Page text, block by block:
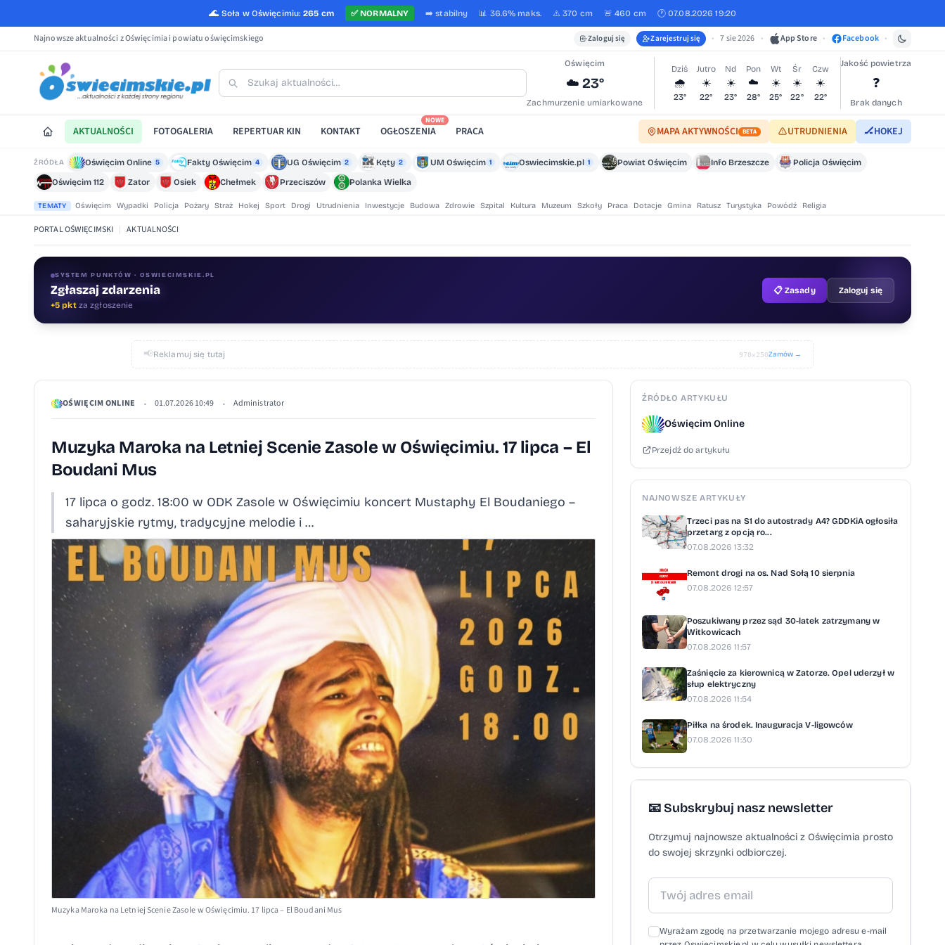
🌊 Soła w Oświęcimiu: 265 cm ✅NORMALNY ➡️stabilny 📊 36.6% maks. ⚠️ 370 cm 🚨 460 cm 🕐 07.08.2026 19:20
Najnowsze aktualności z Oświęcimia i powiatu oświęcimskiego Zaloguj się Zarejestruj się • 7 sie 2026 • App Store • Facebook •
Oświęcim
☁️ 23°
Zachmurzenie umiarkowane
Dziś
🌧️
23°
Jutro
☀️
22°
Nd
☀️
23°
Pon
☁️
28°
Wt
☀️
25°
Śr
☀️
22°
Czw
☀️
22°
Jakość powietrza
❓
Brak danych
AKTUALNOŚCI FOTOGALERIA REPERTUAR KIN KONTAKT OGŁOSZENIA
NOWE
PRACA MAPA AKTYWNOŚCI BETA UTRUDNIENIA 🏒HOKEJ
ŹRÓDŁA Oświęcim Online 5 Fakty Oświęcim 4 UG Oświęcim 2 Kęty 2 UM Oświęcim 1 Oswiecimskie.pl 1 Powiat Oświęcim Info Brzeszcze
Policja Oświęcim
Oświęcim 112
Zator Osiek Chełmek Przeciszów Polanka Wielka
TEMATY Oświęcim Wypadki Policja Pożary Straż Hokej Sport Drogi Utrudnienia Inwestycje Budowa Zdrowie Szpital Kultura Muzeum Szkoły Praca Dotacje Gmina Ratusz Turystyka Powódź Religia
PORTAL OŚWIĘCIMSKI | AKTUALNOŚCI
SYSTEM PUNKTÓW · OSWIECIMSKIE.PL
Zgłaszaj zdarzenia
+5 pkt za zgłoszenie
Oceniaj treści
+1 pktza ocenę
📋 Zasady Zaloguj się
📢Reklamuj się tutaj 970×250Zamów →
OŚWIĘCIM ONLINE • 01.07.2026 10:49 • Administrator
Muzyka Maroka na Letniej Scenie Zasole w Oświęcimiu. 17 lipca – El
Boudani Mus
17 lipca o godz. 18:00 w ODK Zasole w Oświęcimiu koncert Mustaphy El Boudaniego –
saharyjskie rytmy, tradycyjne melodie i …
Muzyka Maroka na Letniej Scenie Zasole w Oświęcimiu. 17 lipca – El Boudani Mus
ŹRÓDŁO ARTYKUŁU
Oświęcim Online
Przejdź do artykułu
NAJNOWSZE ARTYKUŁY
Trzeci pas na S1 do autostrady A4? GDDKiA ogłosiła
przetarg z opcją ro...
07.08.2026 13:32
Remont drogi na os. Nad Sołą 10 sierpnia
07.08.2026 12:57
Poszukiwany przez sąd 30-latek zatrzymany w
Witkowicach
07.08.2026 11:57
Zaśnięcie za kierownicą w Zatorze. Opel uderzył w
słup elektryczny
07.08.2026 11:54
Piłka na środek. Inauguracja V-ligowców
07.08.2026 11:30
📧 Subskrybuj nasz newsletter
Otrzymuj najnowsze aktualności z Oświęcimia prosto
do swojej skrzynki odbiorczej.
Wyrażam zgodę na przetwarzanie mojego adresu e-mail